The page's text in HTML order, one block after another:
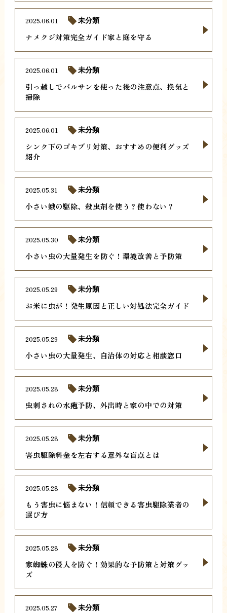
ナメクジ対策完全ガイド家と庭を守る
2025.06.01 未分類
引っ越しでバルサンを使った後の注意点、換気と
掃除
2025.06.01 未分類
シンク下のゴキブリ対策、おすすめの便利グッズ
紹介
2025.06.01 未分類
小さい蛾の駆除、殺虫剤を使う？使わない？
2025.05.31 未分類
小さい虫の大量発生を防ぐ！環境改善と予防策
2025.05.30 未分類
お米に虫が！発生原因と正しい対処法完全ガイド
2025.05.29 未分類
小さい虫の大量発生、自治体の対応と相談窓口
2025.05.29 未分類
虫刺されの水疱予防、外出時と家の中での対策
2025.05.28 未分類
害虫駆除料金を左右する意外な盲点とは
2025.05.28 未分類
もう害虫に悩まない！信頼できる害虫駆除業者の
選び方
2025.05.28 未分類
家蜘蛛の侵入を防ぐ！効果的な予防策と対策グッ
ズ
2025.05.28 未分類
2025.05.27 未分類